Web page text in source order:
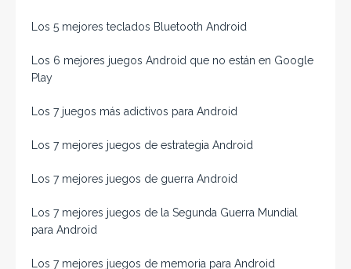
Los 5 mejores teclados Bluetooth Android
Los 6 mejores juegos Android que no están en Google
Play
Los 7 juegos más adictivos para Android
Los 7 mejores juegos de estrategia Android
Los 7 mejores juegos de guerra Android
Los 7 mejores juegos de la Segunda Guerra Mundial
para Android
Los 7 mejores juegos de memoria para Android